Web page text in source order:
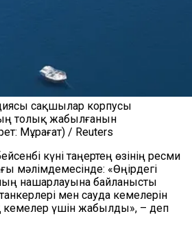
сақшылар корпусы
толық жабылғанын
Мұрағат) / Reuters
күні таңертең өзінің ресми
мәлімдемесінде: «Өңірдегі
нашарлауына байланысты
мен сауда кемелерін
кемелер үшін жабылды», – деп